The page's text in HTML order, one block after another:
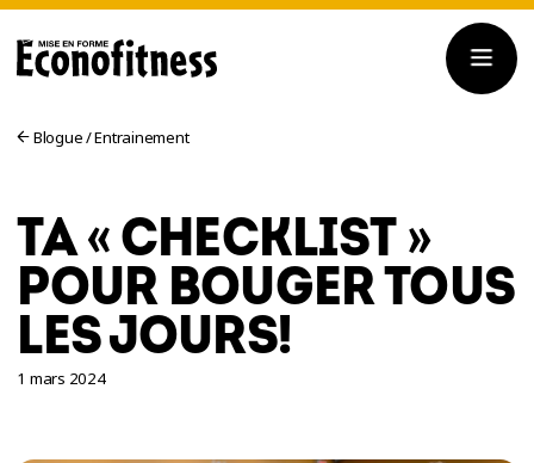
Blogue/Entrainement
TA « CHECKLIST »
POUR BOUGER TOUS
LES JOURS!
1 mars 2024